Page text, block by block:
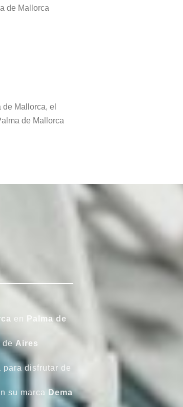
de Mallorca
Mallorca, el
de Mallorca
en Palma de
deAires
para disfrutar de
su marca Dema